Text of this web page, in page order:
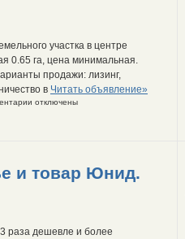
участка в центре
0.65 га, цена минимальная.
продажи: лизинг,
в Читать объявление»
отключены
и товар Юнид.
раза дешевле и более